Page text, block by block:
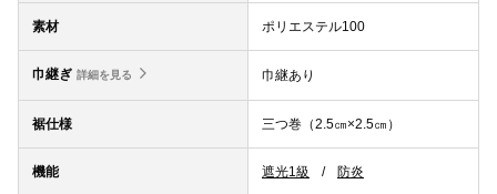
素材 ポリエステル100
巾継ぎ 詳細を見る 巾継あり
裾仕様 三つ巻（2.5㎝×2.5㎝）
機能 遮光1級 防炎